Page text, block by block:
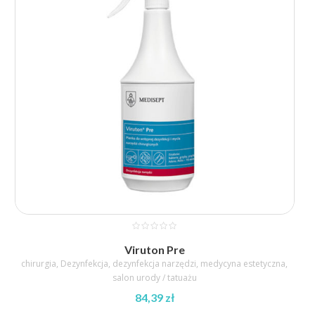
Viruton Pre
chirurgia, Dezynfekcja, dezynfekcja narzędzi, medycyna estetyczna,
salon urody / tatuażu
84,39 zł